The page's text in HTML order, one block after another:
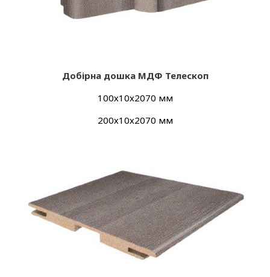
Добірна дошка МДФ Телескоп
100х10х2070 мм
200х10х2070 мм